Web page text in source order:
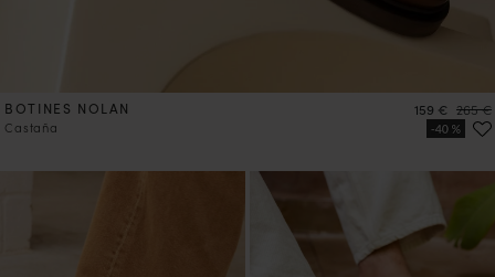
BOTINES NOLAN
Castaña
Precio
159 € Precio
265 €